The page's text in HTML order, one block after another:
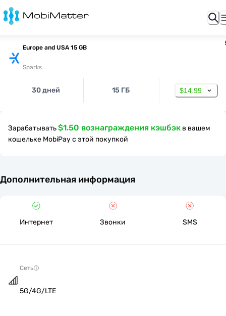
Europe and USA 15 GB
Sparks
30 дней 15 ГБ $14.99
Зарабатывать$1.50 вознаграждения кэшбэк в вашем
кошельке MobiPay с этой покупкой
Дополнительная информация
Интернет Звонки SMS
Сеть
5G/4G/LTE